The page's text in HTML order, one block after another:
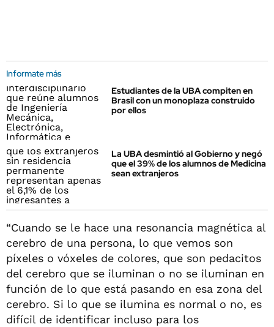
Informate más
Estudiantes de la UBA compiten en
Brasil con un monoplaza construido
por ellos
La UBA desmintió al Gobierno y negó
que el 39% de los alumnos de Medicina
sean extranjeros
“Cuando se le hace una resonancia magnética al
cerebro de una persona, lo que vemos son
píxeles o vóxeles de colores, que son pedacitos
del cerebro que se iluminan o no se iluminan en
función de lo que está pasando en esa zona del
cerebro. Si lo que se ilumina es normal o no, es
difícil de identificar incluso para los